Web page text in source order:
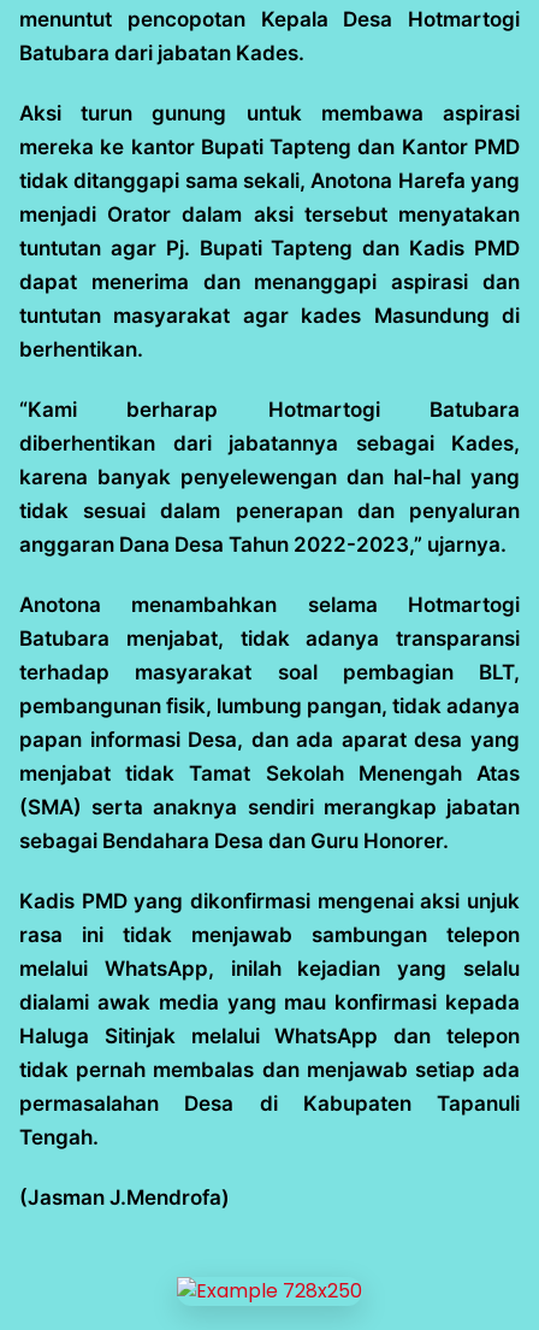
menuntut pencopotan Kepala Desa Hotmartogi
Batubara dari jabatan Kades.
Aksi turun gunung untuk membawa aspirasi
mereka ke kantor Bupati Tapteng dan Kantor PMD
tidak ditanggapi sama sekali, Anotona Harefa yang
menjadi Orator dalam aksi tersebut menyatakan
tuntutan agar Pj. Bupati Tapteng dan Kadis PMD
dapat menerima dan menanggapi aspirasi dan
tuntutan masyarakat agar kades Masundung di
berhentikan.
“Kami berharap Hotmartogi Batubara
diberhentikan dari jabatannya sebagai Kades,
karena banyak penyelewengan dan hal-hal yang
tidak sesuai dalam penerapan dan penyaluran
anggaran Dana Desa Tahun 2022-2023,” ujarnya.
Anotona menambahkan selama Hotmartogi
Batubara menjabat, tidak adanya transparansi
terhadap masyarakat soal pembagian BLT,
pembangunan fisik, lumbung pangan, tidak adanya
papan informasi Desa, dan ada aparat desa yang
menjabat tidak Tamat Sekolah Menengah Atas
(SMA) serta anaknya sendiri merangkap jabatan
sebagai Bendahara Desa dan Guru Honorer.
Kadis PMD yang dikonfirmasi mengenai aksi unjuk
rasa ini tidak menjawab sambungan telepon
melalui WhatsApp, inilah kejadian yang selalu
dialami awak media yang mau konfirmasi kepada
Haluga Sitinjak melalui WhatsApp dan telepon
tidak pernah membalas dan menjawab setiap ada
permasalahan Desa di Kabupaten Tapanuli
Tengah.
(Jasman J.Mendrofa)